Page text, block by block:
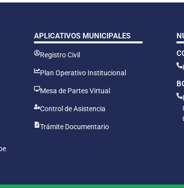
APLICATIVOS MUNICIPALES
Registro Civil
Plan Operativo Institucional
Mesa de Partes Virtual
Control de Asistencia
Trámite Documentario